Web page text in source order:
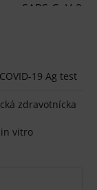
SARS-CoV-2
alebo
pomôcka
SARS-CoV-2.
priebehu
detekcie
19 Ag test
zdravotnícka
vitro